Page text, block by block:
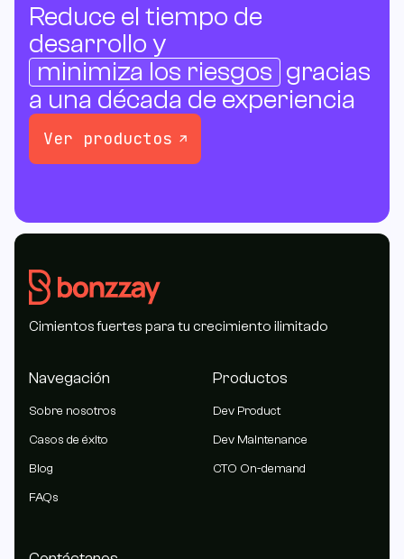
Reduce el tiempo de
desarrollo y
minimiza los riesgos gracias
a una década de experiencia
Ver productos
Cimientos fuertes para tu crecimiento ilimitado
Navegación
Sobre nosotros
Casos de éxito
Blog
FAQs
Productos
Dev Product
Dev Maintenance
CTO On-demand